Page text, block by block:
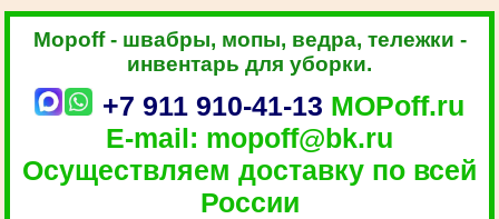
Mopoff - швабры, мопы, ведра, тележки -
инвентарь для уборки.
+7 911 910-41-13 MOPoff.ru
E-mail: mopoff@bk.ru
Осуществляем доставку по всей
России